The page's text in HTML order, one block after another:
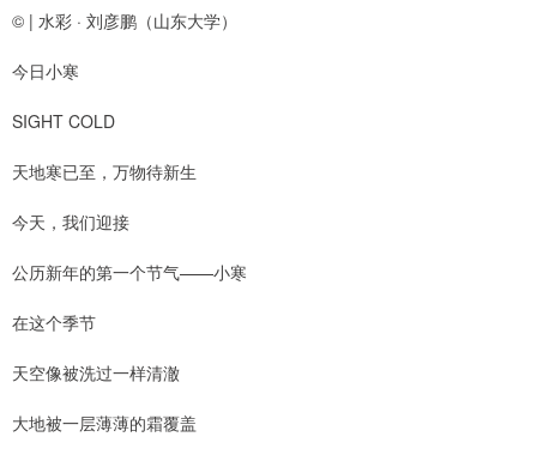
© | 水彩 · 刘彦鹏（山东大学）
今日小寒
SIGHT COLD
天地寒已至，万物待新生
今天，我们迎接
公历新年的第一个节气——小寒
在这个季节
天空像被洗过一样清澈
大地被一层薄薄的霜覆盖